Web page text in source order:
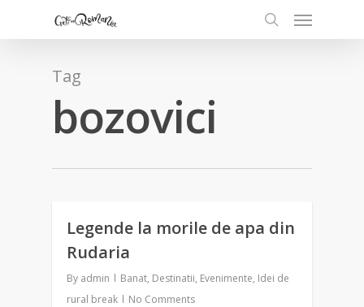
Tag
bozovici
Legende la morile de apa din
Rudaria
By admin Banat, Destinatii, Evenimente, Idei de
rural break
No Comments
1